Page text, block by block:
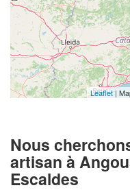
Leaflet |
Nous
artisan à
Escaldes